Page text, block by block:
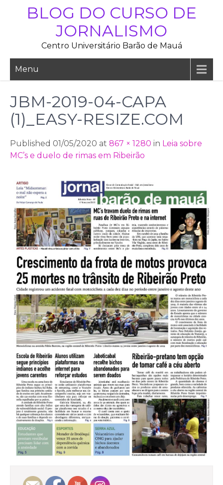
BLOG DO CURSO DE
JORNALISMO
Centro Universitário Barão de Mauá
Menu
JBM-2019-04-CAPA
(1)_EASY-RESIZE.COM
Published 01/05/2020 at 867 × 1280 in Leia sobre
MC’s e duelo de rimas em Ribeirão